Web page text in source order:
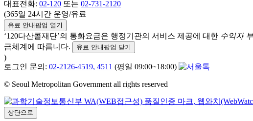
대표전화: 02-120 또는 02-731-2120
(365일 24시간 운영/유료
유료 안내팝업 열기
‘120다산콜재단’의 통화요금은 행정기관의 서비스 제공에 대한 수익자
금체계에 따릅니다.
유료 안내팝업 닫기
)
로그인 문의: 02-2126-4519, 4511 (평일 09:00~18:00)
© Seoul Metropolitan Government all rights reserved
상단으로